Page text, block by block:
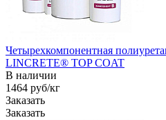
Четырехкомпонентная
LINCRETE® TOP COAT
В наличии
1464 руб/кг
Заказать
Заказать